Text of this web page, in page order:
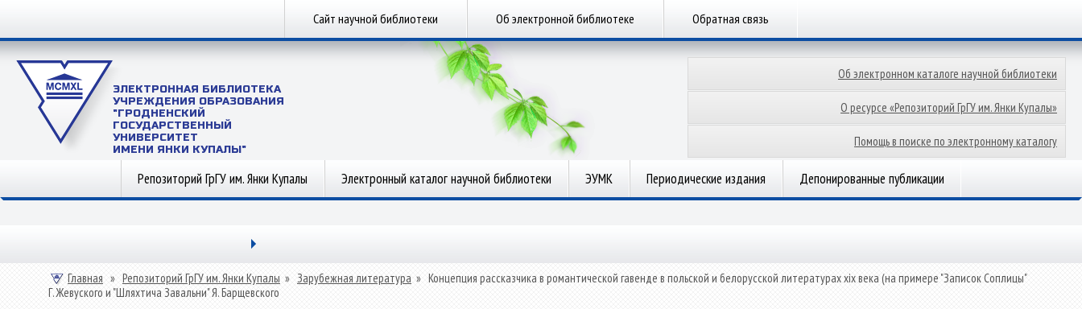
Сайт научной библиотеки Об электронной библиотеке Обратная связь
ЭЛЕКТРОННАЯ БИБЛИОТЕКА
УЧРЕЖДЕНИЯ ОБРАЗОВАНИЯ
"ГРОДНЕНСКИЙ
ГОСУДАРСТВЕННЫЙ
УНИВЕРСИТЕТ
ИМЕНИ ЯНКИ КУПАЛЫ"
Об электронном каталоге научной библиотеки
О ресурсе «Репозиторий ГрГУ им. Янки Купалы»
Помощь в поиске по электронному каталогу
Репозиторий ГрГУ им. Янки Купалы Электронный каталог научной библиотеки ЭУМК Периодические издания Депонированные публикации
Главная » Репозиторий ГрГУ им. Янки Купалы » Зарубежная литература » Концепция рассказчика в романтической гавенде в польской и белорусской литературах xix века (на примере "Записок Соплицы"
Г. Жевуского и "Шляхтича Завальни" Я. Барщевского